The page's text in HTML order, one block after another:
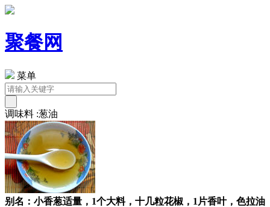
聚餐网
菜单
调味料 :葱油
别名：小香葱适量，1个大料，十几粒花椒，1片香叶，色拉油